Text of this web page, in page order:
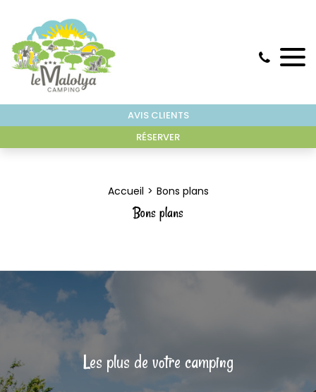
AVIS CLIENTS
RÉSERVER
Accueil Bons plans
Bons plans
Les plus de votre camping